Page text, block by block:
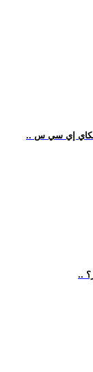
-سكاي إي سي س